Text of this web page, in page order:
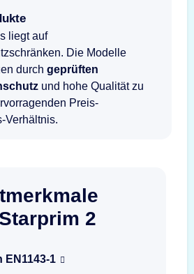
liegt auf
Die Modelle
durch geprüften
und hohe Qualität zu
Preis-
Verhältnis.
2
EN1143-1